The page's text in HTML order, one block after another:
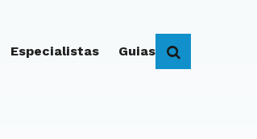
Especialistas Guias BUSCAR